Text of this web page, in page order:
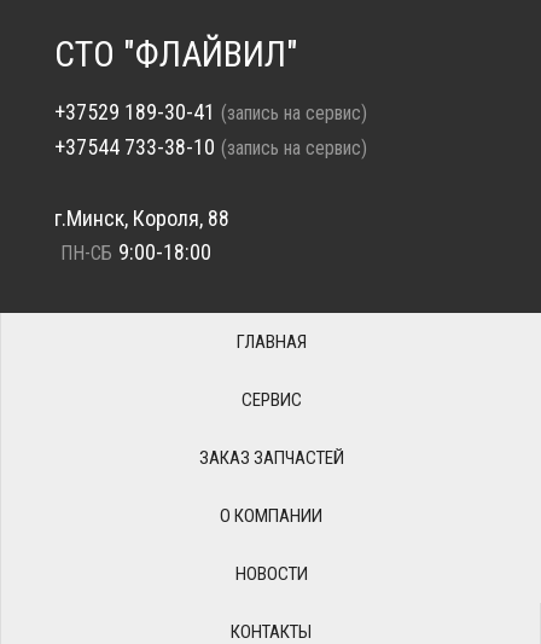
СТО "ФЛАЙВИЛ"
+37529 189-30-41 (запись на сервис)
+37544 733-38-10 (запись на сервис)
г.Минск, Короля, 88
ПН-СБ 9:00-18:00
ГЛАВНАЯ
СЕРВИС
ЗАКАЗ ЗАПЧАСТЕЙ
О КОМПАНИИ
НОВОСТИ
КОНТАКТЫ